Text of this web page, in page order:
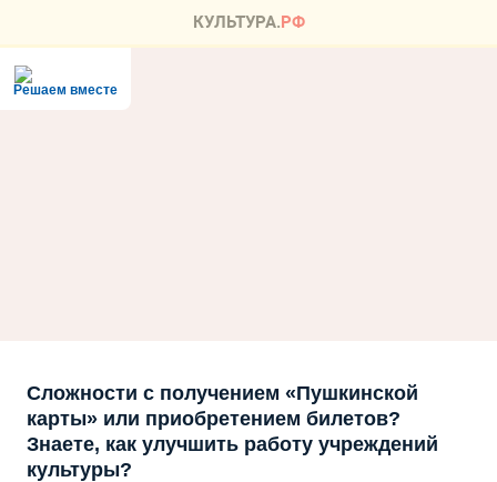
Решаем вместе
Сложности с получением «Пушкинской
карты» или приобретением билетов?
Знаете, как улучшить работу учреждений
культуры?